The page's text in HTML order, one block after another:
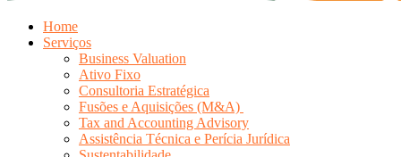
Home
Serviços
Business Valuation
Ativo Fixo
Consultoria Estratégica
Fusões e Aquisições (M&A)
Tax and Accounting Advisory
Assistência Técnica e Perícia Jurídica